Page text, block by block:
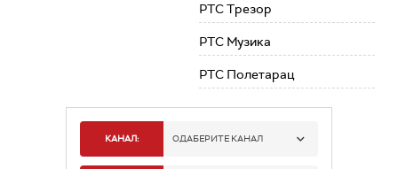
РТС Трезор
РТС Музика
РТС Полетарац
КАНАЛ: ОДАБЕРИТЕ КАНАЛ